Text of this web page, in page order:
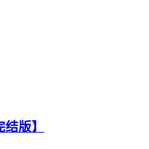
版】